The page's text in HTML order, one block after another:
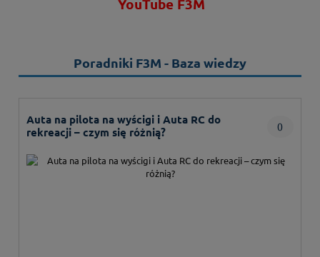
YouTube F3M
Poradniki F3M - Baza wiedzy
Auta na pilota na wyścigi i Auta RC do
rekreacji – czym się różnią?
0